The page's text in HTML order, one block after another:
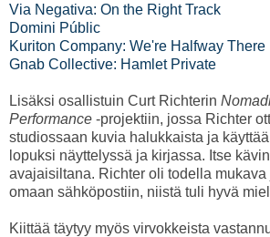
Via Negativa: On the Right Track
Domini Públic
Kuriton Company: We're Halfway There
Gnab Collective: Hamlet Private
Lisäksi osallistuin Curt Richterin
Performance -projektiin, jossa Richter
studiossaan kuvia halukkaista ja
lopuksi näyttelyssä ja kirjassa. Itse
avajaisiltana. Richter oli todella
omaan sähköpostiin, niistä tuli hyvä
Kiittää täytyy myös virvokkeista